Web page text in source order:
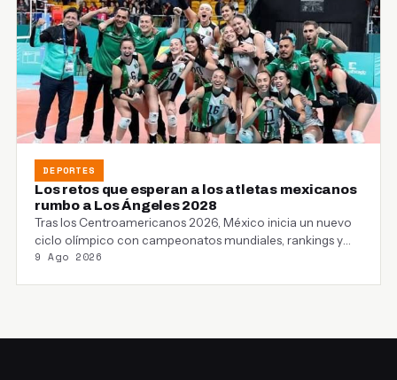
DEPORTES
Los retos que esperan a los atletas mexicanos
rumbo a Los Ángeles 2028
Tras los Centroamericanos 2026, México inicia un nuevo
ciclo olímpico con campeonatos mundiales, rankings y
procesos…
9 Ago 2026